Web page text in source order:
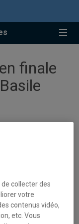
finale
Perez-Aguilar,
Desroches,
par la
collecter des
votre
contenus vidéo,
etc. Vous